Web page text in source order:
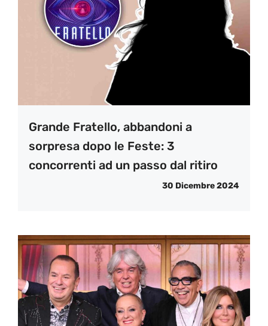
Grande Fratello, abbandoni a
sorpresa dopo le Feste: 3
concorrenti ad un passo dal ritiro
30 Dicembre 2024